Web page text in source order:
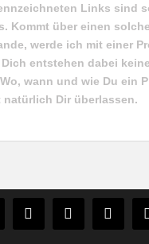
Links sind
Kommt über einen
werde ich mit einer
entstehen dabei keine
wann und wie Du ein
Dir überlassen.